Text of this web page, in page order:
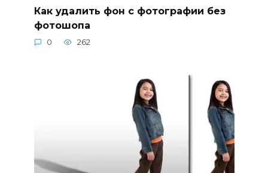
Как удалить фон с фотографии без
фотошопа
0 262